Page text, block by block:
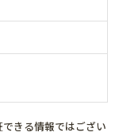
きる情報ではござい